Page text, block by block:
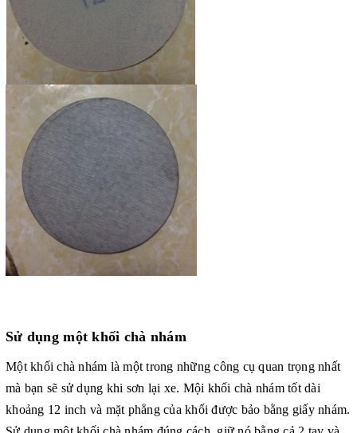
sản phẩm. Hệ thống sản phẩm của Công ty
cao cấp, thông quạ thiết kế tinh xảo của đội ngũ các nhà nghiên
cứu, thiết kế của Nhật bản.
Chúng tôi sẽ đảm bảo các yếu tố chính xác, chất lượng,
Sử dụng một khối chà nhám
Một khối chà nhám là một trong những công cụ quan trọng nhất
mà bạn sẽ sử dụng khi sơn lại xe. Mội khối chà nhám tốt dài
khoảng 12 inch và mặt phẳng của khối được bảo bằng giấy nhám.